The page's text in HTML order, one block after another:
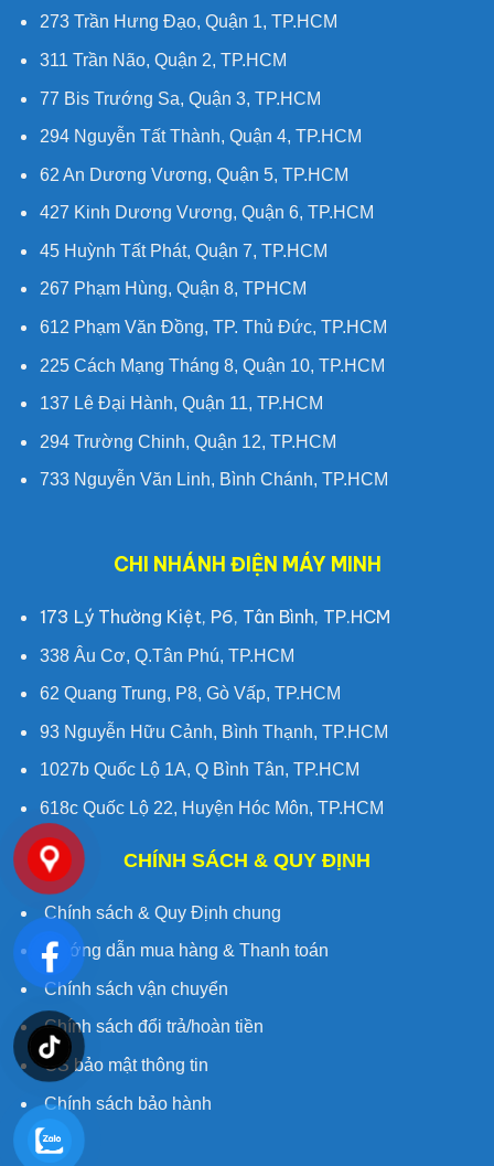
273 Trần Hưng Đạo, Quận 1, TP.HCM
311 Trần Não, Quận 2, TP.HCM
77 Bis Trướng Sa, Quận 3, TP.HCM
294 Nguyễn Tất Thành, Quận 4, TP.HCM
62 An Dương Vương, Quận 5, TP.HCM
427 Kinh Dương Vương, Quận 6, TP.HCM
45 Huỳnh Tất Phát, Quận 7, TP.HCM
267 Phạm Hùng, Quận 8, TPHCM
612 Phạm Văn Đồng, TP. Thủ Đức, TP.HCM
225 Cách Mạng Tháng 8, Quận 10, TP.HCM
137 Lê Đại Hành, Quận 11, TP.HCM
294 Trường Chinh, Quận 12, TP.HCM
733 Nguyễn Văn Linh, Bình Chánh, TP.HCM
CHI NHÁNH ĐIỆN MÁY MINH
173 Lý Thường Kiệt, P6, Tân Bình, TP.HCM
338 Âu Cơ, Q.Tân Phú, TP.HCM
62 Quang Trung, P8, Gò Vấp, TP.HCM
93 Nguyễn Hữu Cảnh, Bình Thạnh, TP.HCM
1027b Quốc Lộ 1A, Q Bình Tân, TP.HCM
618c Quốc Lộ 22, Huyện Hóc Môn, TP.HCM
CHÍNH SÁCH & QUY ĐỊNH
Chính sách & Quy Định chung
Hướng dẫn mua hàng & Thanh toán
Chính sách vận chuyển
Chính sách đổi trả/hoàn tiền
CS bảo mật thông tin
Chính sách bảo hành